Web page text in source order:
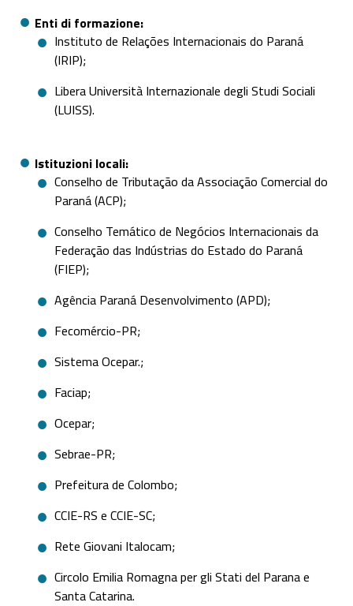
Enti di formazione
Instituto de Relações Internacionais do Paraná
(IRIP);
Libera Università Internazionale degli Studi Sociali
(LUISS).
Istituzioni locali
Conselho de Tributação da Associação Comercial do
Paraná (ACP);
Conselho Temático de Negócios Internacionais da
Federação das Indústrias do Estado do Paraná
(FIEP);
Agência Paraná Desenvolvimento (APD);
Fecomércio-PR;
Sistema Ocepar.;
Faciap;
Ocepar;
Sebrae-PR;
Prefeitura de Colombo;
CCIE-RS e CCIE-SC;
Rete Giovani Italocam;
Circolo Emilia Romagna per gli Stati del Parana e
Santa Catarina.